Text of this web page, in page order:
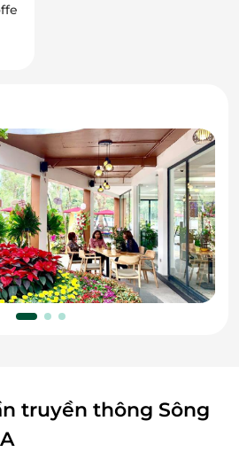
truyền thông Sông